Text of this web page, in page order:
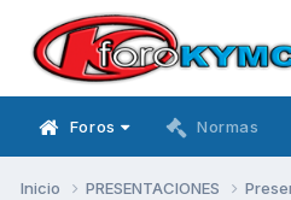
Foros Normas
Inicio PRESENTACIONES